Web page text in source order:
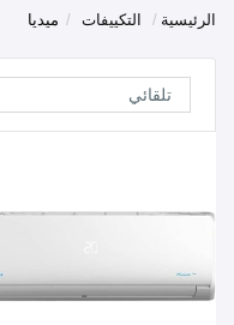
الرئيسية / التكييفات / ميديا